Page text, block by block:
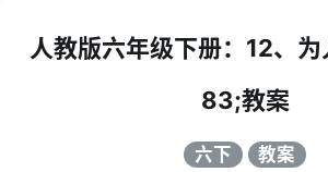
人教版六年级下册：12、
83;教案
六下 教案